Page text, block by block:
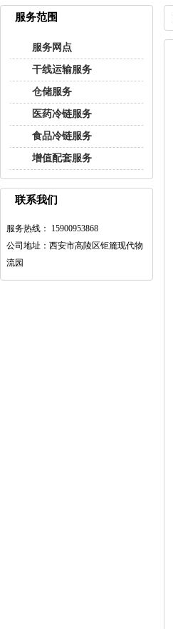
服务范围
服务网点
干线运输服务
仓储服务
医药冷链服务
食品冷链服务
增值配套服务
联系我们
服务热线： 15900953868
公司地址：西安市高陵区钜簏现代物
流园